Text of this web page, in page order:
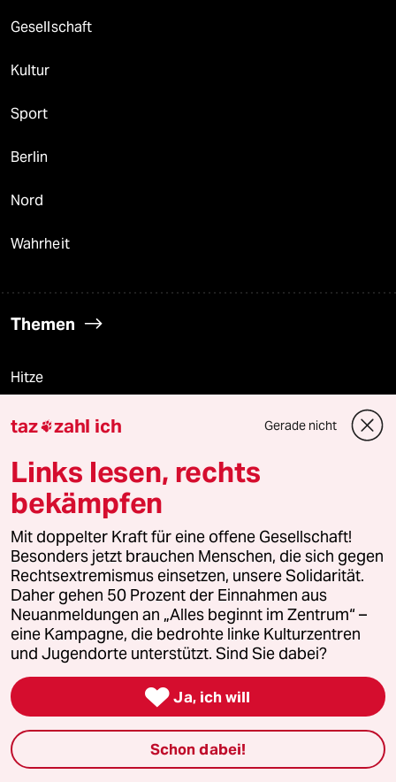
Gesellschaft
Kultur
Sport
Berlin
Nord
Wahrheit
Themen
Hitze
Bergsteigen
USA unter Trump
Katzen
Landtagswahl in Sachsen-Anhalt
Ceuta
Hitze
Verlag
Aktuelles
taz zahl ich Gerade nicht
Links lesen, rechts
bekämpfen
Mit doppelter Kraft für eine offene Gesellschaft!
Besonders jetzt brauchen Menschen, die sich gegen
Rechtsextremismus einsetzen, unsere Solidarität.
Daher gehen 50 Prozent der Einnahmen aus
Neuanmeldungen an „Alles beginnt im Zentrum“ –
eine Kampagne, die bedrohte linke Kulturzentren
und Jugendorte unterstützt. Sind Sie dabei?
 Ja, ich will
Schon dabei!